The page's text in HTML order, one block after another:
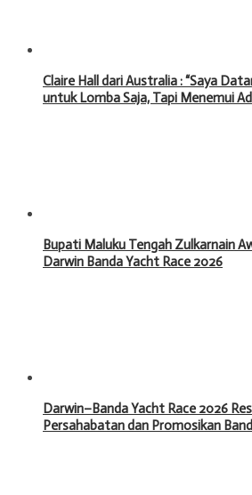
Claire Hall dari Australia : “Saya
untuk Lomba Saja, Tapi Menemui
Bupati Maluku Tengah Zulkarnain
Darwin Banda Yacht Race 2026
Darwin–Banda Yacht Race 2026
Persahabatan dan Promosikan